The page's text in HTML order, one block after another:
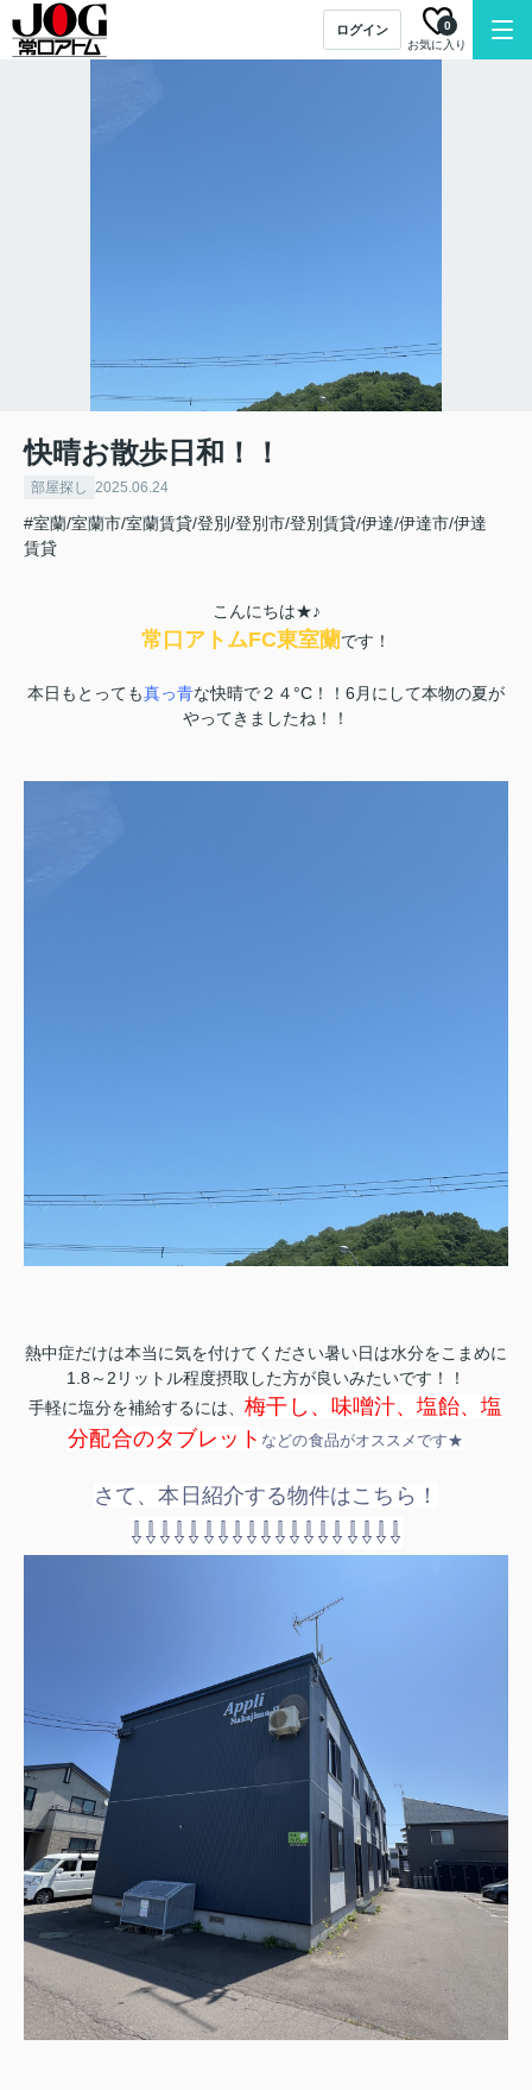
ログイン
お気に入り
0
快晴お散歩日和！！
部屋探し 2025.06.24
#室蘭/室蘭市/室蘭賃貸/登別/登別市/登別賃貸/伊達/伊達市/伊達
賃貸
こんにちは★♪
常口アトムFC東室蘭です！
本日もとっても真っ青な快晴で２４°C！！6月にして本物の夏が
やってきましたね ！！
熱中症だけは本当に気を付けてください暑い日は水分をこまめに
1.8～2リットル程度摂取した方が良いみたいです！！
手軽に塩分を補給するには、梅干し、味噌汁、塩飴、塩
分配合のタブレット などの食品がオススメです★
さて、本日紹介する物件はこちら！
⇩⇩⇩⇩⇩⇩⇩⇩⇩⇩⇩⇩⇩⇩⇩⇩⇩⇩⇩